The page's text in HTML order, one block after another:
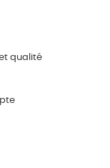
qualité